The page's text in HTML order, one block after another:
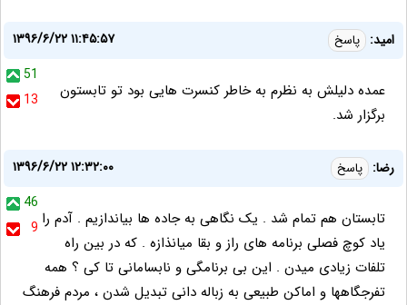
امید: پاسخ
۱۳۹۶/۶/۲۲ ۱۱:۴۵:۵۷
51
13
عمده دلیلش به نظرم به خاطر کنسرت هایی بود تو تابستون
برگزار شد.
رضا: پاسخ
۱۳۹۶/۶/۲۲ ۱۲:۳۲:۰۰
46
9 تابستان هم تمام شد . یک نگاهی به جاده ها بیاندازیم . آدم را
یاد کوچ فصلی برنامه های راز و بقا میانذازه . که در بین راه
تلفات زیادی میدن . این بی برنامگی و نابسامانی تا کی ؟ همه
تفرجگاهها و اماکن طبیعی به زباله دانی تبدیل شدن ، مردم فرهنگ